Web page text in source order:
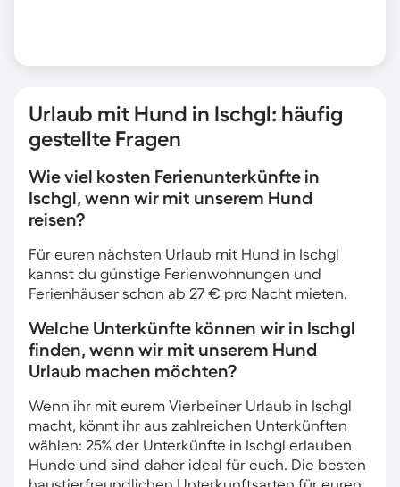
Urlaub mit Hund in Ischgl: häufig
gestellte Fragen
Wie viel kosten Ferienunterkünfte in
Ischgl, wenn wir mit unserem Hund
reisen?
Für euren nächsten Urlaub mit Hund in Ischgl
kannst du günstige Ferienwohnungen und
Ferienhäuser schon ab 27 € pro Nacht mieten.
Welche Unterkünfte können wir in Ischgl
finden, wenn wir mit unserem Hund
Urlaub machen möchten?
Wenn ihr mit eurem Vierbeiner Urlaub in Ischgl
macht, könnt ihr aus zahlreichen Unterkünften
wählen: 25% der Unterkünfte in Ischgl erlauben
Hunde und sind daher ideal für euch. Die besten